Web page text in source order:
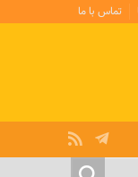
تماس با ما